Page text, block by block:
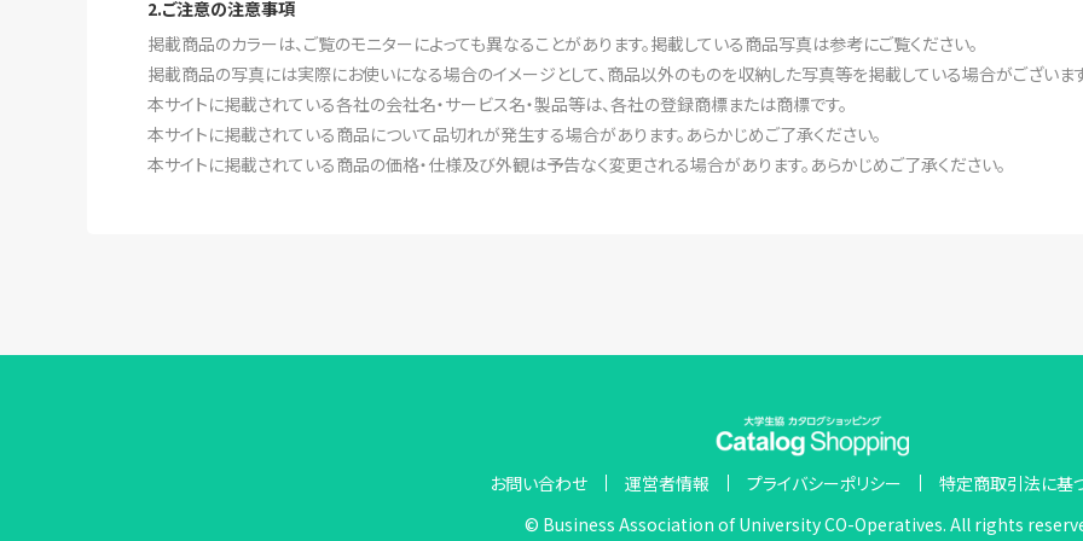
2.ご注意の注意事項
掲載商品のカラーは、ご覧のモニターによっても異なることがあります。掲載している商品写真は参考にご覧ください。
掲載商品の写真には実際にお使いになる場合のイメージとして、商品以外のものを収納した写真等を掲載している場合がございます
本サイトに掲載されている各社の会社名・サービス名・製品等は、各社の登録商標または商標です。
本サイトに掲載されている商品について品切れが発生する場合があります。あらかじめご了承ください。
本サイトに掲載されている商品の価格・仕様及び外観は予告なく変更される場合があります。あらかじめご了承ください。
お問い合わせ 運営者情報 プライバシーポリシー
特定商取引法に基
© Business Association of University CO-Operatives. All rights